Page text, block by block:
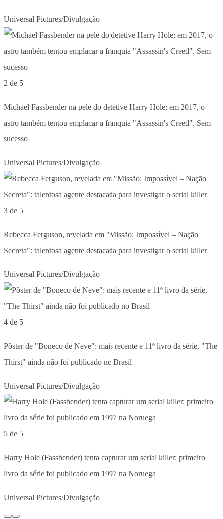
Universal Pictures/Divulgação
2 de 5
Michael Fassbender na pele do detetive Harry Hole: em 2017, o
astro também tentou emplacar a franquia "Assassin's Creed". Sem
sucesso
Universal Pictures/Divulgação
3 de 5
Rebecca Ferguson, revelada em "Missão: Impossível – Nação
Secreta": talentosa agente destacada para investigar o serial killer
Universal Pictures/Divulgação
4 de 5
Pôster de "Boneco de Neve": mais recente e 11º livro da série, "The
Thirst" ainda não foi publicado no Brasil
Universal Pictures/Divulgação
5 de 5
Harry Hole (Fassbender) tenta capturar um serial killer: primeiro
livro da série foi publicado em 1997 na Noruega
Universal Pictures/Divulgação